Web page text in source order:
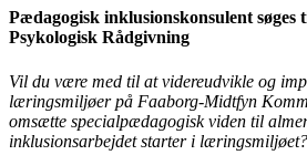
Pædagogisk inklusionskonsulent søges
Psykologisk Rådgivning
Vil du være med til at videreudvikle og
læringsmiljøer på Faaborg-Midtfyn
omsætte specialpædagogisk viden til
inklusionsarbejdet starter i læringsmiljøet?